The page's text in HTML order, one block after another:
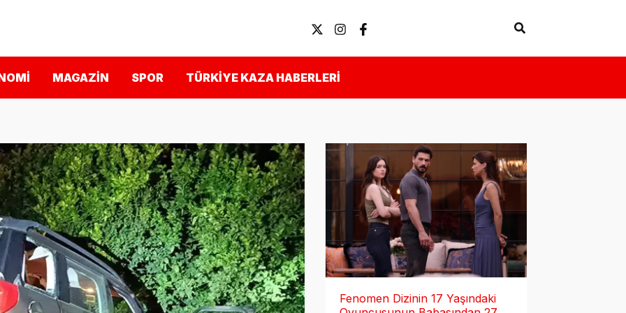
Arama
MAGAZIN SPOR TÜRKIYE KAZA HABERLERI
Fenomen Dizinin 17 Yaşındaki